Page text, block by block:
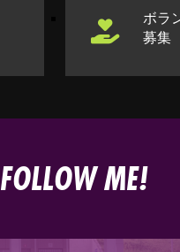
ボラ
募集
FOLLOW ME!